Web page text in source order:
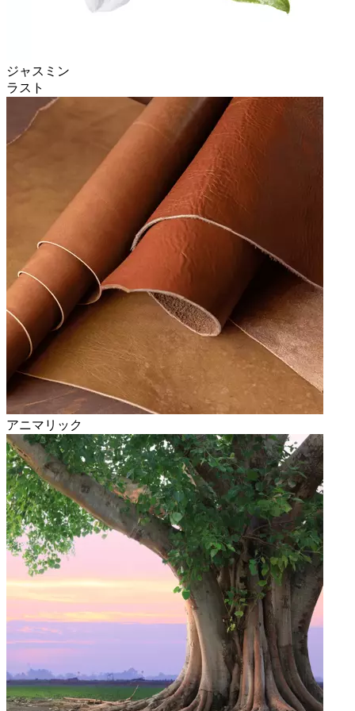
ジャスミン
ラスト
アニマリック